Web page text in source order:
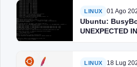
LINUX 01 Ago
Ubuntu:
UNEXPECTED
LINUX 18 Lug